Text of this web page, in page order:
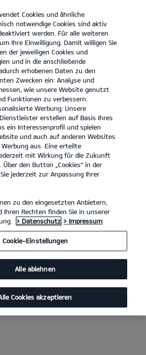
KONTAKT
KIA XCEED
Cookies und ähnliche
notwendige Cookies sind aktiv
werden. Für alle weiteren
Ihre Einwilligung. Damit willigen Sie
der jeweiligen Cookies und
und in die anschließende
erhobenen Daten zu den
Zwecken ein: Analyse und
wie unsere Website genutzt
Funktionen zu verbessern.
Werbung: Unsere
erstellen auf Basis Ihres
ein Interessenprofil und spielen
und auch auf anderen Websites
aus. Eine erteilte
mit Wirkung für die Zukunft
den Button „Cookies“ in der
jederzeit zur Anpassung Ihrer
zu den eingesetzten Anbietern,
Ihren Rechten finden Sie in unserer
> Datenschutz > Impressum
Cookie-Einstellungen
Alle ablehnen
Cookies akzeptieren